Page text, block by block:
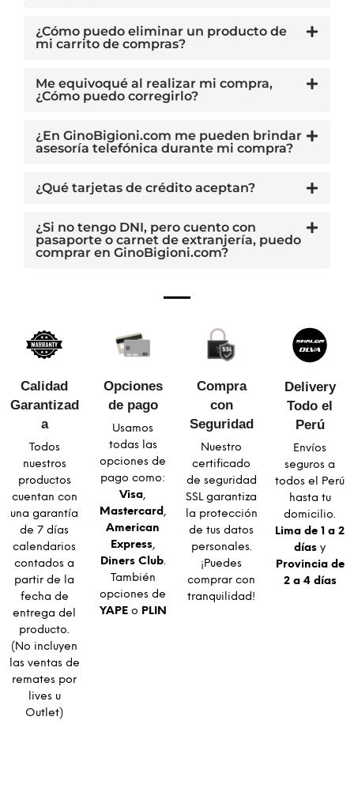
¿Cómo puedo eliminar un producto de
mi carrito de compras?
Me equivoqué al realizar mi compra,
¿Cómo puedo corregirlo?
¿En GinoBigioni.com me pueden brindar
asesoría telefónica durante mi compra?
¿Qué tarjetas de crédito aceptan?
¿Si no tengo DNI, pero cuento con
pasaporte o carnet de extranjería, puedo
comprar en GinoBigioni.com?
Calidad
Garantizad
a​
Todos
nuestros
productos
cuentan con
una garantía
de 7 días
calendarios
contados a
partir de la
fecha de
entrega del
producto.
(No incluyen
las ventas de
remates por
lives u
Outlet)
Opciones
de pago
Usamos
todas las
opciones de
pago como:
Visa,
Mastercard ,
American
Express,
Diners Club.
También
opciones de
YAPEo PLIN
Compra
con
Seguridad​
Nuestro
certificado
de seguridad
SSL garantiza
la protección
de tus datos
personales.
¡Puedes
comprar con
tranquilidad!
Delivery
Todo el
Perú
Envíos
seguros a
todos el Perú
hasta tu
domicilio.
Lima de 1 a 2
días y
Provincia de
2 a 4 días